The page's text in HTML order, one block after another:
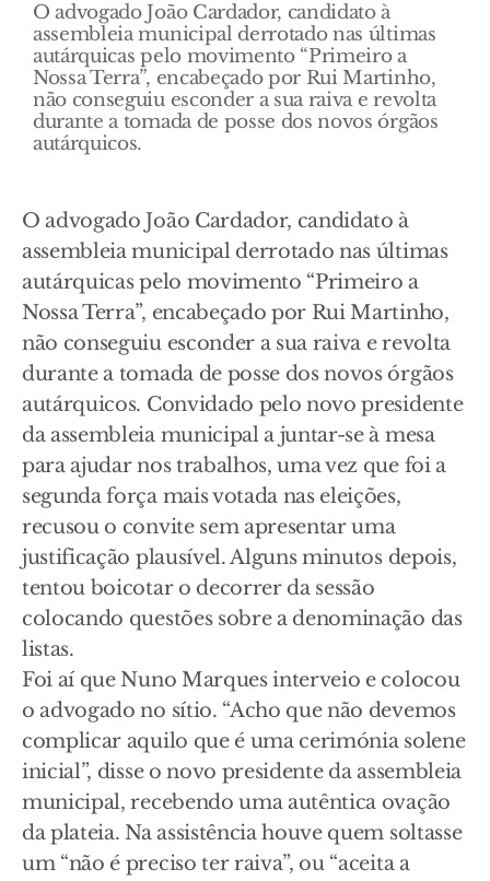
O advogado João Cardador, candidato à
assembleia municipal derrotado nas últimas
autárquicas pelo movimento “Primeiro a
Nossa Terra”, encabeçado por Rui Martinho,
não conseguiu esconder a sua raiva e revolta
durante a tomada de posse dos novos órgãos
autárquicos.
O advogado João Cardador, candidato à
assembleia municipal derrotado nas últimas
autárquicas pelo movimento “Primeiro a
Nossa Terra”, encabeçado por Rui Martinho,
não conseguiu esconder a sua raiva e revolta
durante a tomada de posse dos novos órgãos
autárquicos. Convidado pelo novo presidente
da assembleia municipal a juntar-se à mesa
para ajudar nos trabalhos, uma vez que foi a
segunda força mais votada nas eleições,
recusou o convite sem apresentar uma
justificação plausível. Alguns minutos depois,
tentou boicotar o decorrer da sessão
colocando questões sobre a denominação das
listas.
Foi aí que Nuno Marques interveio e colocou
o advogado no sítio. “Acho que não devemos
complicar aquilo que é uma cerimónia solene
inicial”, disse o novo presidente da assembleia
municipal, recebendo uma autêntica ovação
da plateia. Na assistência houve quem soltasse
um “não é preciso ter raiva”, ou “aceita a